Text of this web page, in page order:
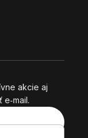
akcie aj